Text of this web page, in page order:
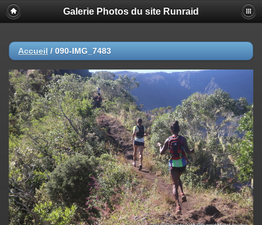
Galerie Photos du site Runraid
Accueil / 090-IMG_7483